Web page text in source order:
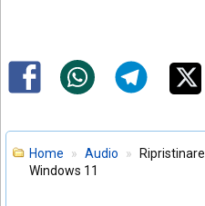
Home Audio
Windows 11